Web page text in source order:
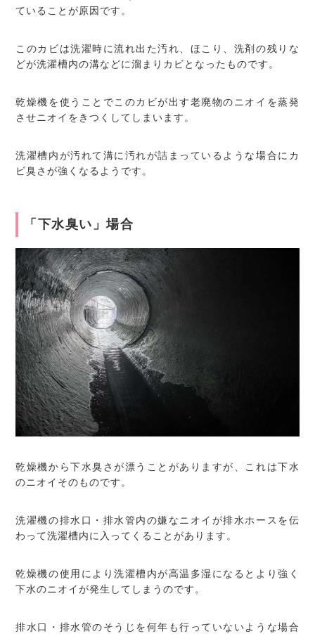
ていることが原因です。
このカビは洗濯時に流れ出た汚れ、ほこり、洗剤の残りな
どが洗濯槽内の溝などに溜まりカビとなったものです。
乾燥機を使うことでこのカビが出す老廃物のニオイを蒸発
させニオイをきつくしてしまいます。
洗濯槽内が汚れて溝に汚れが詰まっているような場合にカ
ビ臭さが強くなるようです。
「下水臭い」場合
乾燥機から下水臭さが漂うことがありますが、これは下水
のニオイそのものです。
洗濯機の排水口・排水管内の嫌なニオイが排水ホースを伝
わって洗濯槽内に入ってくることがあります。
乾燥機の使用により洗濯槽内が高温多湿になるとより強く
下水のニオイが発生してしまうのです。
排水口・排水管のそうじを何年も行っていないような場合